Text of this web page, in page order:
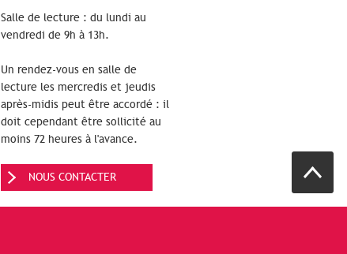
Salle de lecture : du lundi au
vendredi de 9h à 13h.
Un rendez-vous en salle de
lecture les mercredis et jeudis
après-midis peut être accordé : il
doit cependant être sollicité au
moins 72 heures à l'avance.
NOUS CONTACTER